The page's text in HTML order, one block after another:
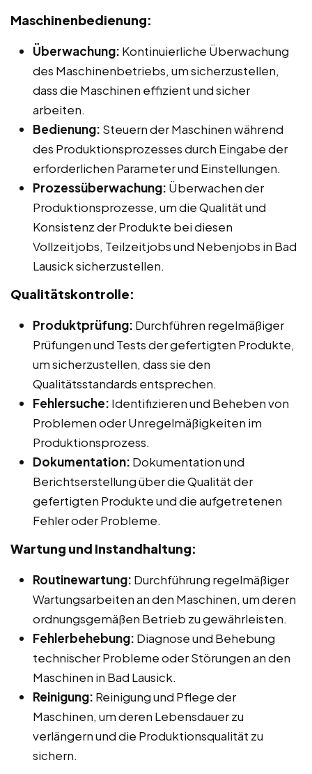
Maschinenbedienung:
Überwachung: Kontinuierliche Überwachung
des Maschinenbetriebs, um sicherzustellen,
dass die Maschinen effizient und sicher
arbeiten.
Bedienung: Steuern der Maschinen während
des Produktionsprozesses durch Eingabe der
erforderlichen Parameter und Einstellungen.
Prozessüberwachung: Überwachen der
Produktionsprozesse, um die Qualität und
Konsistenz der Produkte bei diesen
Vollzeitjobs, Teilzeitjobs und Nebenjobs in Bad
Lausick sicherzustellen.
Qualitätskontrolle:
Produktprüfung: Durchführen regelmäßiger
Prüfungen und Tests der gefertigten Produkte,
um sicherzustellen, dass sie den
Qualitätsstandards entsprechen.
Fehlersuche: Identifizieren und Beheben von
Problemen oder Unregelmäßigkeiten im
Produktionsprozess.
Dokumentation: Dokumentation und
Berichtserstellung über die Qualität der
gefertigten Produkte und die aufgetretenen
Fehler oder Probleme.
Wartung und Instandhaltung:
Routinewartung: Durchführung regelmäßiger
Wartungsarbeiten an den Maschinen, um deren
ordnungsgemäßen Betrieb zu gewährleisten.
Fehlerbehebung: Diagnose und Behebung
technischer Probleme oder Störungen an den
Maschinen in Bad Lausick.
Reinigung: Reinigung und Pflege der
Maschinen, um deren Lebensdauer zu
verlängern und die Produktionsqualität zu
sichern.